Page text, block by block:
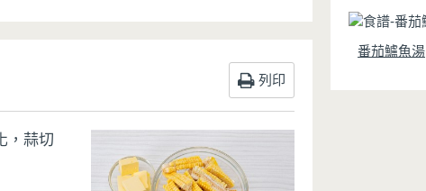
列印
，蒜切
番茄鱸魚湯